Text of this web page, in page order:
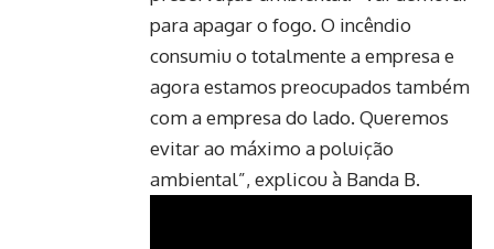
para apagar o fogo. O incêndio
consumiu o totalmente a empresa e
agora estamos preocupados também
com a empresa do lado. Queremos
evitar ao máximo a poluição
ambiental”, explicou à Banda B.